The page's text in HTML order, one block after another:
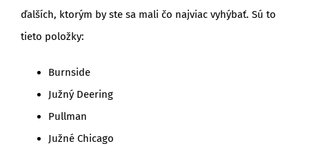
ďalších, ktorým by ste sa mali čo najviac vyhýbať. Sú to
tieto položky:
Burnside
Južný Deering
Pullman
Južné Chicago